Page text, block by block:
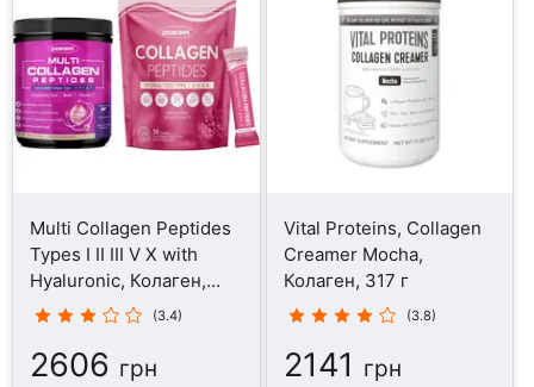
Multi Collagen Peptides
Types I II III V X with
Hyaluronic, Колаген,
350 г
(3.4)
2606 грн
Vital Proteins, Collagen
Creamer Mocha,
Колаген, 317 г
(3.8)
2141 грн